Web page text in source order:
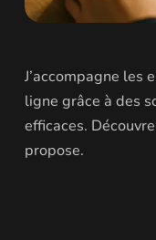
J’accompagne les
ligne grâce à des
efficaces.
propose.